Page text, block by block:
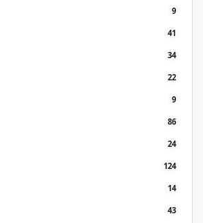
9
41
34
22
9
86
24
124
14
43